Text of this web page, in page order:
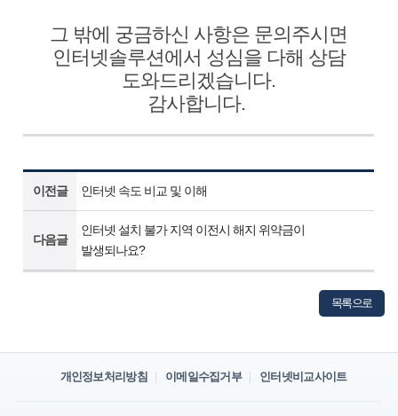
그 밖에 궁금하신 사항은 문의주시면
인터넷솔루션에서 성심을 다해 상담
도와드리겠습니다.
감사합니다.
이전글 인터넷 속도 비교 및 이해
다음글
인터넷 설치 불가 지역 이전시 해지 위약금이
발생되나요?
목록으로
개인정보처리방침 이메일수집거부 인터넷비교사이트